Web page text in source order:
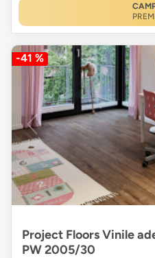
-41 %
Project Floors Vinile
PW 2005/30